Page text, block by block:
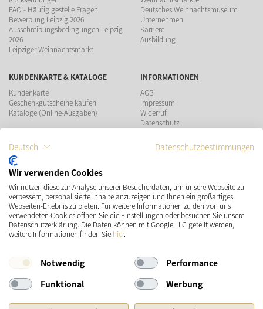
FAQ - Häufig gestelle Fragen
Bewerbung Leipzig 2026
Ausschreibungsbedingungen Leipzig
2026
Leipziger Weihnachtsmarkt
Deutsches Weihnachtsmuseum
Unternehmen
Karriere
Ausbildung
KUNDENKARTE & KATALOGE
Kundenkarte
Geschenkgutscheine kaufen
Kataloge (Online-Ausgaben)
INFORMATIONEN
AGB
Impressum
Widerruf
Datenschutz
ZAHLUNGSMÖGLICHKEITEN
VERSAND SOCIAL MEDIA
* Preisangaben inkl. gesetzl. MwSt. und zzgl.Versandkosten
Deutsch Datenschutzbestimmungen
Wir verwenden Cookies
Wir nutzen diese zur Analyse unserer Besucherdaten, um unsere Webseite zu
verbessern, personalisierte Inhalte anzuzeigen und Ihnen ein großartiges
Webseiten-Erlebnis zu bieten. Für weitere Informationen zu den von uns
verwendeten Cookies öffnen Sie die Einstellungen oder besuchen Sie unsere
Datenschutzerklärung. Die Daten können mit Google LLC geteilt werden,
weitere Informationen finden Sie hier.
Notwendig
Performance
Funktional
Werbung